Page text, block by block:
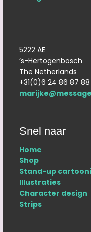
5222 AE
‘s-Hertogenbosch
The Netherlands
+31(0)6 24 86 87 88
Snel naar
Home
Shop
Stand-up
Illustraties
Character design
Strips